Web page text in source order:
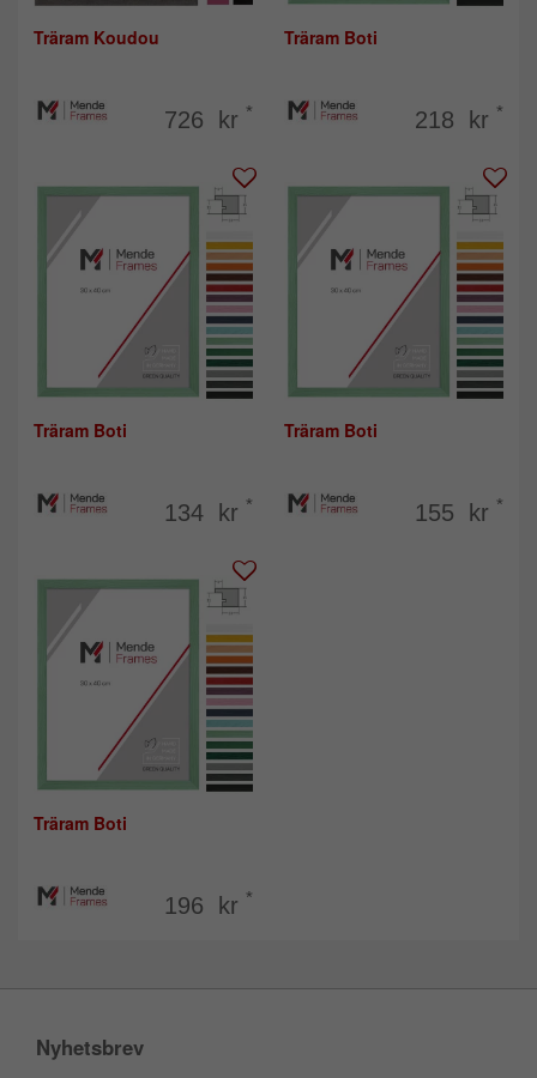
Träram Koudou
726 kr *
Träram Boti
218 kr *
Träram Boti
134 kr *
Träram Boti
155 kr *
Träram Boti
196 kr *
Nyhetsbrev